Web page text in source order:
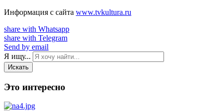
Информация с сайта www.tvkultura.ru
share with Whatsapp
share with Telegram
Send by email
Я ищу...
Искать
Это интересно